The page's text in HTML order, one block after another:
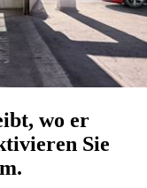
wo er
Sie